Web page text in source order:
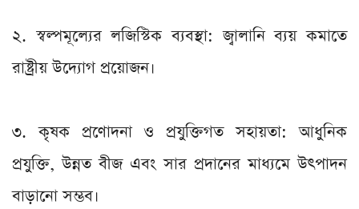
২. স্বল্পমূল্যের লজিস্টিক ব্যবস্থা: জ্বালানি ব্যয় কমাতে
রাষ্ট্রীয় উদ্যোগ প্রয়োজন।
৩. কৃষক প্রণোদনা ও প্রযুক্তিগত সহায়তা: আধুনিক
প্রযুক্তি, উন্নত বীজ এবং সার প্রদানের মাধ্যমে উৎপাদন
বাড়ানো সম্ভব।